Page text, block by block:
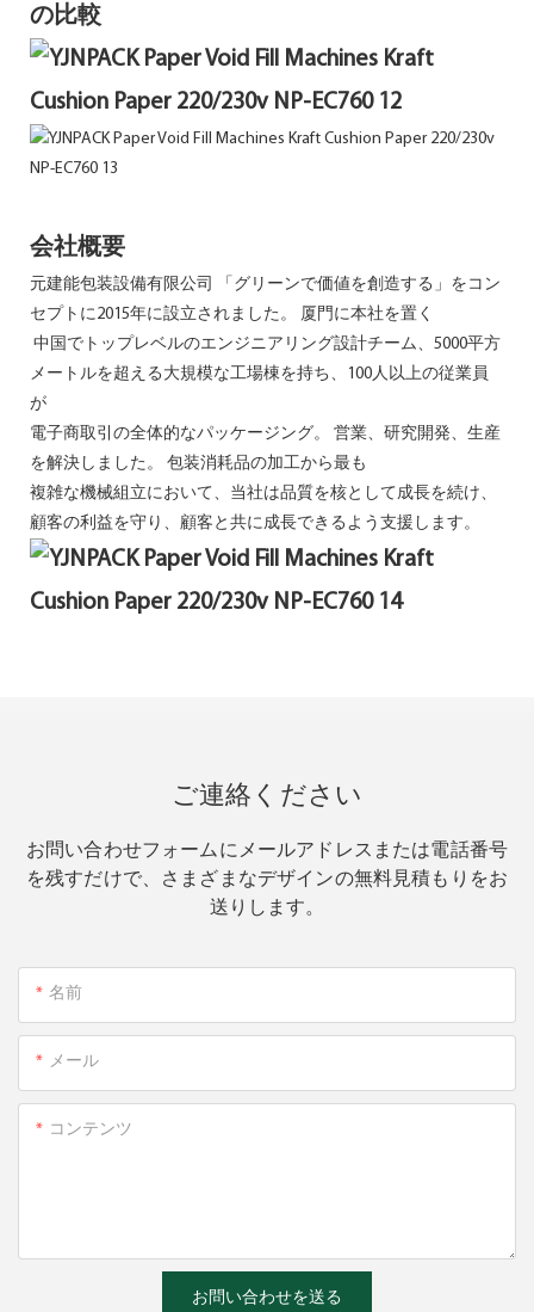
の比較
会社概要
元建能包装設備有限公司 「グリーンで価値を創造する」をコン
セプトに2015年に設立されました。 厦門に本社を置く
中国でトップレベルのエンジニアリング設計チーム、5000平方
メートルを超える大規模な工場棟を持ち、100人以上の従業員
が
電子商取引の全体的なパッケージング。 営業、研究開発、生産
を解決しました。 包装消耗品の加工から最も
複雑な機械組立において、当社は品質を核として成長を続け、
顧客の利益を守り、顧客と共に成長できるよう支援します。
ご連絡ください
お問い合わせフォームにメールアドレスまたは電話番号
を残すだけで、さまざまなデザインの無料見積もりをお
送りします。
名前
メール
コンテンツ
お問い合わせを送る